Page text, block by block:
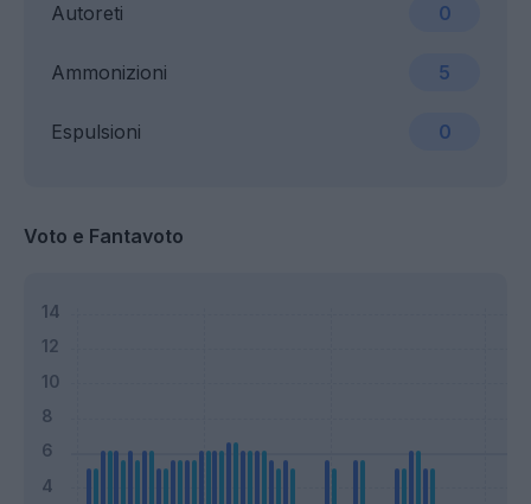
Ammonizioni 5
Espulsioni 0
Autoreti 0
Voto e Fantavoto